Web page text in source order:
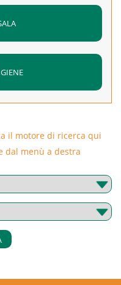
il motore di ricerca qui
dal menù a destra